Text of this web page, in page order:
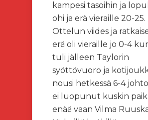
kampesi tasoihin ja
ohi ja erä vieraille 20-25.
Ottelun viides ja
erä oli vieraille jo 0-4
tuli jälleen Taylorin
syöttövuoro ja
nousi hetkessä 6-4
ei luopunut kuskin
enää vaan Vilma